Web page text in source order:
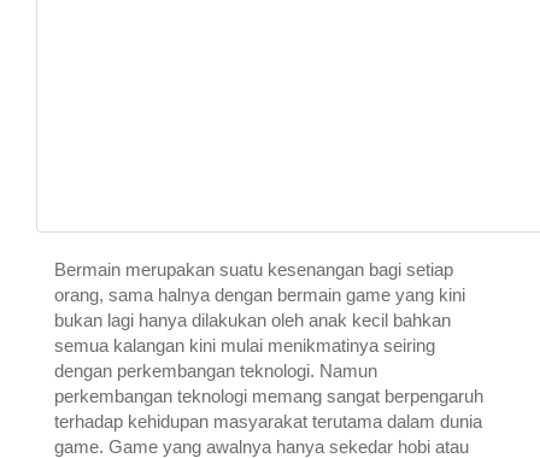
Bermain merupakan suatu kesenangan bagi setiap
orang, sama halnya dengan bermain game yang kini
bukan lagi hanya dilakukan oleh anak kecil bahkan
semua kalangan kini mulai menikmatinya seiring
dengan perkembangan teknologi. Namun
perkembangan teknologi memang sangat berpengaruh
terhadap kehidupan masyarakat terutama dalam dunia
game. Game yang awalnya hanya sekedar hobi atau